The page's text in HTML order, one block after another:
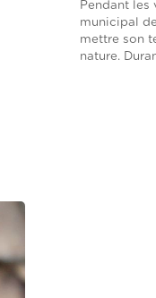
Pendant les
municipal
mettre son
nature.